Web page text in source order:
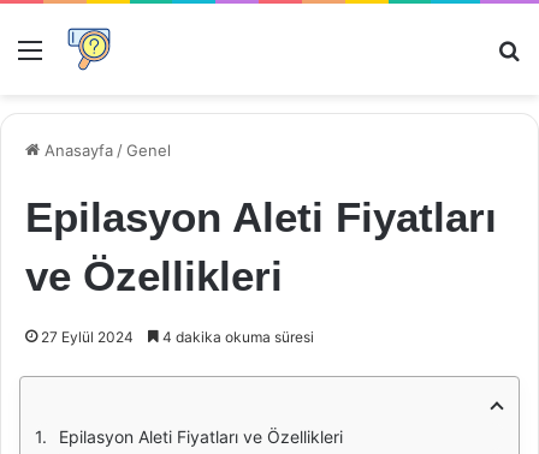
Menü
Anasayfa /Genel
Epilasyon Aleti Fiyatları
ve Özellikleri
27 Eylül 2024 4 dakika okuma süresi
Epilasyon Aleti Fiyatları ve Özellikleri